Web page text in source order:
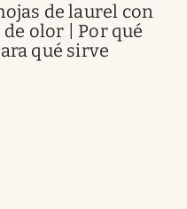
de laurel con
olor | Por qué
qué sirve